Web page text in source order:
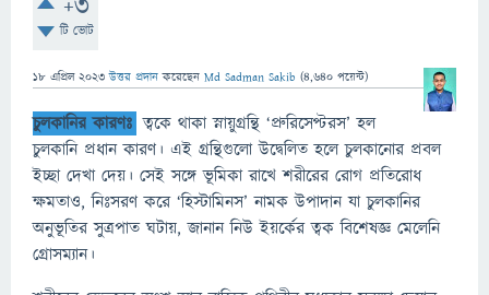
টি ভোট
18 এপ্রিল 2023 উত্তর প্রদান করেছেন Md Sadman Sakib (4,640 পয়েন্ট)
চুলকানির কারণঃ ত্বকে থাকা স্নায়ুগ্রন্থি ‘প্রুরিসেপ্টরস’ হল
চুলকানি প্রধান কারণ। এই গ্রন্থিগুলো উদ্বেলিত হলে চুলকানোর প্রবল
ইচ্ছা দেখা দেয়। সেই সঙ্গে ভূমিকা রাখে শরীরের রোগ প্রতিরোধ
ক্ষমতাও, নিঃসরণ করে ‘হিস্টামিনস’ নামক উপাদান যা চুলকানির
অনুভূতির সুত্রপাত ঘটায়, জানান নিউ ইয়র্কের ত্বক বিশেষজ্ঞ মেলেনি
গ্রোসম্যান।